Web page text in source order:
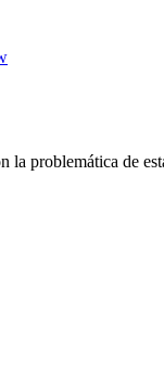
problemática de